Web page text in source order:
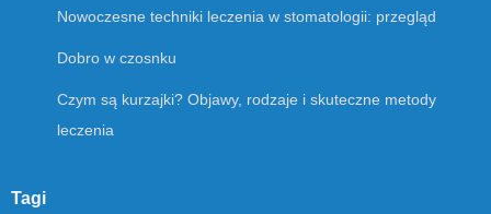
Nowoczesne techniki leczenia w stomatologii: przegląd
Dobro w czosnku
Czym są kurzajki? Objawy, rodzaje i skuteczne metody
leczenia
Tagi